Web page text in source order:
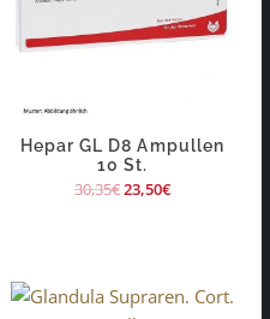
Hepar GL D8 Ampullen
10 St.
30,35€23,50€